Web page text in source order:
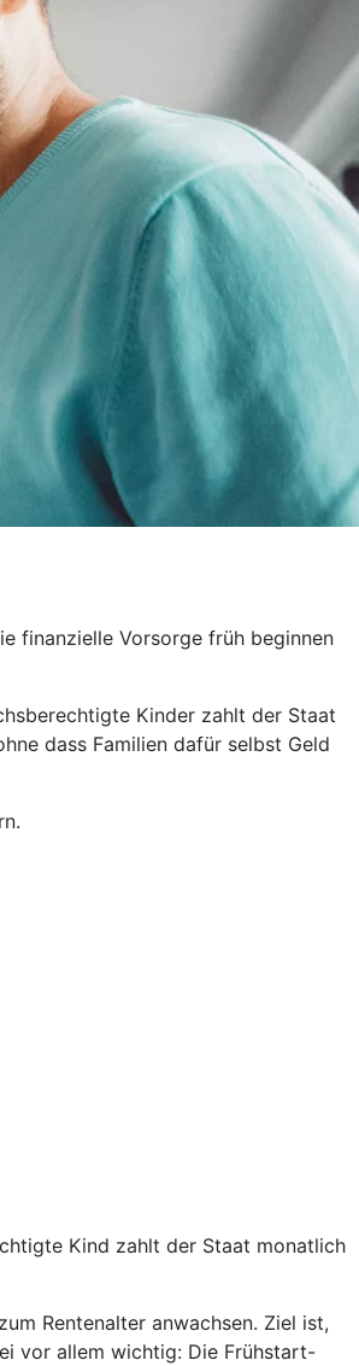
finanzielle Vorsorge früh beginnen
Kinder zahlt der Staat
dass Familien dafür selbst Geld
Kind zahlt der Staat monatlich
Rentenalter anwachsen. Ziel ist,
vor allem wichtig: Die Frühstart-